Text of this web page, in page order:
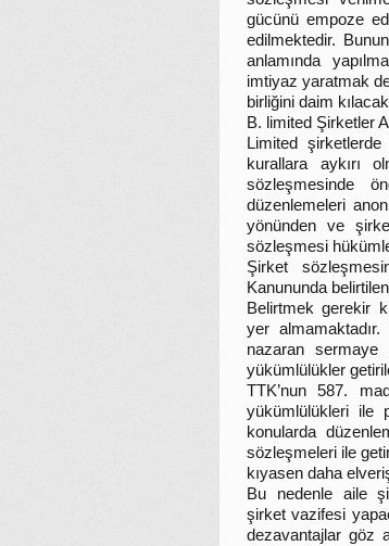
gücünü empoze
edilmektedir.
anlamında
imtiyaz yaratmak
birliğini daim
B. limited Şirketler
Limited
kurallara aykırı
sözleşmesinde
düzenlemeleri
yönünden ve
sözleşmesi
Şirket
Kanununda
Belirtmek gerekir
yer
nazaran sermaye
yükümlülükler
TTK’nun 587.
yükümlülükleri ile
konularda
sözleşmeleri ile
kıyasen daha
Bu nedenle aile
şirket vazifesi
dezavantajlar göz